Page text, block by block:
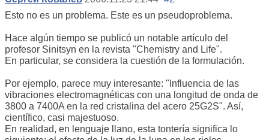
Esto no es un problema. Este es un pseudoproblema.
Hace algún tiempo se publicó un notable artículo del
profesor Sinitsyn en la revista "Chemistry and Life".
En particular, se considera la cuestión de la formulación.
Por ejemplo, parece muy interesante: "Influencia de las
vibraciones electromagnéticas con una longitud de onda de
3800 a 7400A en la red cristalina del acero 25G2S". Así,
científico, casi majestuoso.
En realidad, en lenguaje llano, esta tontería significa lo